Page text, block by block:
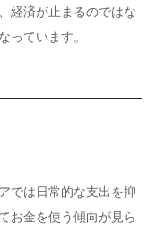
経済が止まるのではな
っています。
では日常的な支出を抑
お金を使う傾向が見ら